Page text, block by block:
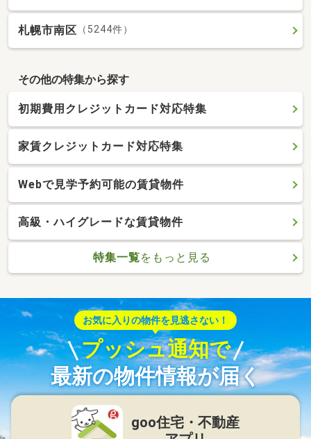
札幌市南区 （5244件）
その他の特集から探す
初期費用クレジットカード対応特集
家賃クレジットカード対応特集
Webで見学予約可能の賃貸物件
高級・ハイグレードな賃貸物件
特集一覧をもっと見る
お気に入りの物件を見逃さない！
プッシュ通知で
最新の物件情報が届く
goo住宅・不動産